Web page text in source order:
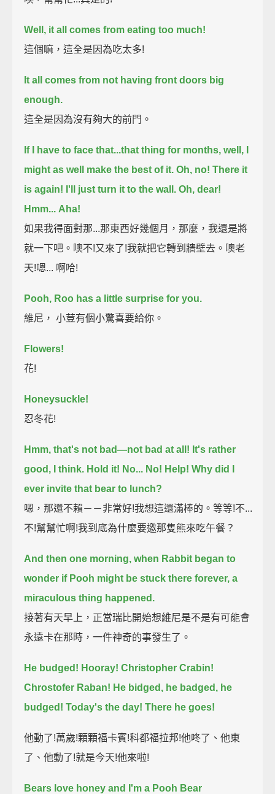
Well, it all comes from eating too much!
這個嘛，這全是因為吃太多!
It all comes from not having front doors big
enough.
這全是因為沒有夠大的前門。
If I have to face that...that thing for months, well, I
might as well make the best of it. Oh, no! There it
is again! I'll just turn it to the wall. Oh, dear!
Hmm... Aha!
如果我得面對那...那東西好幾個月，那麼，我還是將
就一下吧。噢不!又來了!我就把它轉到牆壁去。噢老
天!嗯... 啊哈!
Pooh, Roo has a little surprise for you.
維尼， 小荳有個小驚喜要給你。
Flowers!
花!
Honeysuckle!
忍冬花!
Hmm, that's not bad—not bad at all! It's rather
good, I think. Hold it! No... No! Help! Why did I
ever invite that bear to lunch?
嗯，那還不賴－－非常好!我想這還滿棒的。等等!不...
不!幫幫忙啊!我到底為什麼要邀那隻熊來吃午餐？
And then one morning, when Rabbit began to
wonder if Pooh might be stuck there forever, a
miraculous thing happened.
接著有天早上，正當瑞比開始想維尼是不是有可能會
永遠卡在那時，一件神奇的事發生了。
He budged! Hooray! Christopher Crabin!
Chrostofer Raban! He bidged, he badged, he
budged! Today's the day! There he goes!
他動了!萬歲!顆顆福卡賓!科都福拉邦!他咚了、他東
了、他動了!就是今天!他來啦!
Bears love honey and I'm a Pooh Bear